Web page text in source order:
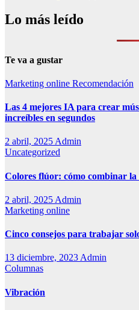
Lo más leído
Te va a gustar
Marketing online Recomendación
Las 4 mejores IA para crear
increíbles en segundos
2 abril, 2025Admin
Uncategorized
Colores flúor: cómo combinar
2 abril, 2025 Admin
Marketing online
Cinco consejos para trabajar
13 diciembre, 2023Admin
Columnas
Vibración